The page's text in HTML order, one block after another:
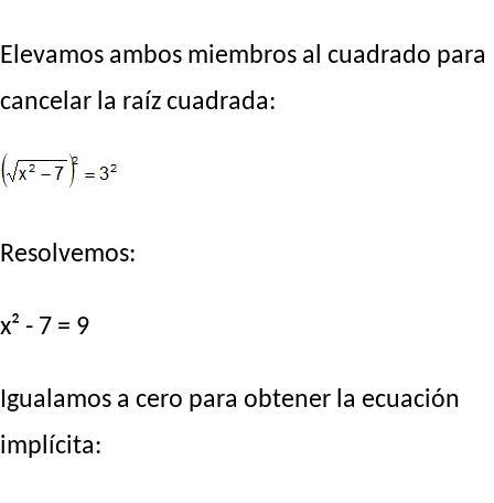
Elevamos ambos miembros al cuadrado para
cancelar la raíz cuadrada:
Resolvemos:
x² - 7 = 9
Igualamos a cero para obtener la ecuación
implícita: